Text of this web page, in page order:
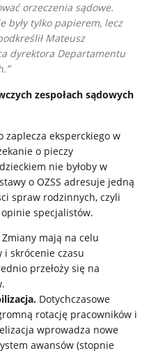
orzeczenia sądowe.
były tylko papierem, lecz
Mateusz
dyrektora Departamentu
zespołach sądowych
zaplecza eksperckiego w
o pieczy
nie byłoby w
o OZSS adresuje jedną
spraw rodzinnych, czyli
specjalistów.
Zmiany mają na celu
i skrócenie czasu
przełoży się na
Dotychczasowe
rotację pracowników i
wprowadza nowe
awansów (stopnie